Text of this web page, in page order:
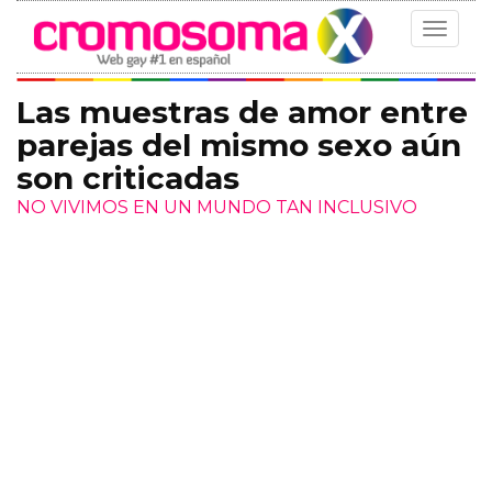
Toggle
Las muestras de amor entre
parejas del mismo sexo aún
son criticadas
NO VIVIMOS EN UN MUNDO TAN INCLUSIVO